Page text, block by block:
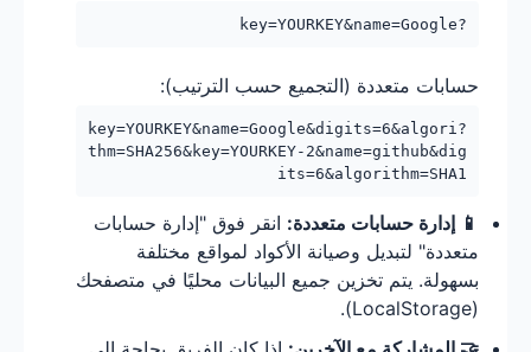
?key=YOURKEY&name=Google
حسابات متعددة (التجميع حسب الترتيب):
?key=YOURKEY&name=Google&digits=6&algori
thm=SHA256&key=YOURKEY-2&name=github&dig
its=6&algorithm=SHA1
📱 إدارة حسابات متعددة: انقر فوق "إدارة حسابات
متعددة" لتبديل وصيانة الأكواد لمواقع مختلفة
بسهولة. يتم تخزين جميع البيانات محليًا في متصفحك
(LocalStorage).